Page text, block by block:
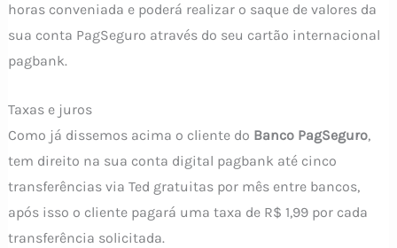
horas conveniada e poderá realizar o saque de valores da
sua conta PagSeguro através do seu cartão internacional
pagbank.
Taxas e juros
Como já dissemos acima o cliente do Banco PagSeguro,
tem direito na sua conta digital pagbank até cinco
transferências via Ted gratuitas por mês entre bancos,
após isso o cliente pagará uma taxa de R$ 1,99 por cada
transferência solicitada.